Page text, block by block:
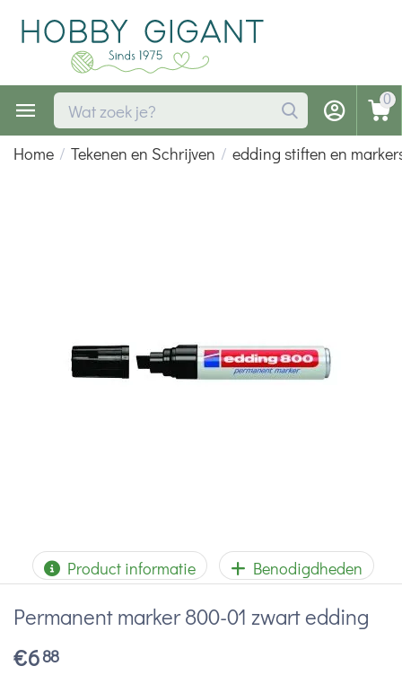
0
Home / Tekenen en Schrijven / edding stiften en
Product informatie Benodigdheden
Permanent marker 800-01 zwart edding
€688